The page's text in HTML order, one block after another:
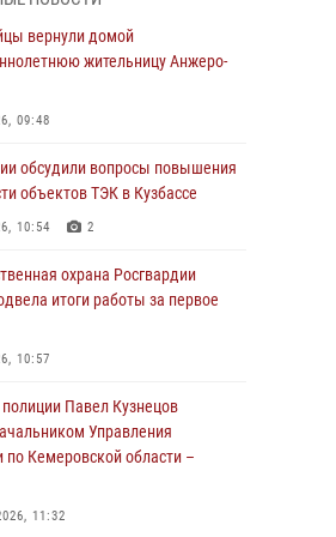
чемпионат Сибирского
округа Росгвардии по
стрельбе
10:53
конфликт в
учреждении
09:30
задержали участника драки,
побои оппоненту
08:50
порядка на городском пляже
08:10
в Юрге пресекли попытку
на территорию частного
вернули домой
жительницу Анжеро-
09:48
обсудили вопросы повышения
объектов ТЭК в Кузбассе
10:54 2
охрана Росгвардии
итоги работы за первое
10:57
Павел Кузнецов
Управления
по Кемеровской области –
11:32